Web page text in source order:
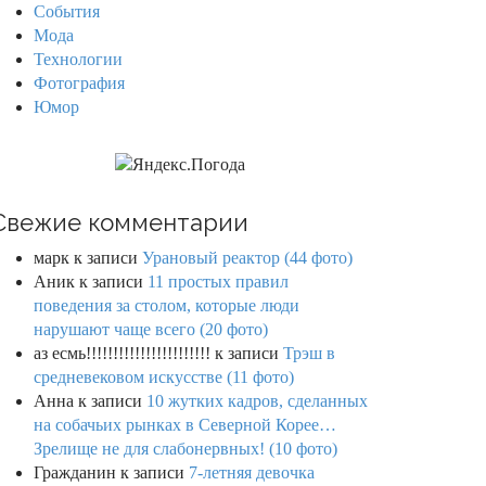
События
Мода
Технологии
Фотография
Юмор
комментарии
марк к записи Урановый реактор (44 фото)
Аник к записи 11 простых правил
поведения за столом, которые люди
нарушают чаще всего (20 фото)
аз есмь!!!!!!!!!!!!!!!!!!!!!!! к записи Трэш в
средневековом искусстве (11 фото)
Анна к записи 10 жутких кадров, сделанных
на собачьих рынках в Северной Корее…
Зрелище не для слабонервных! (10 фото)
Гражданин к записи 7-летняя девочка